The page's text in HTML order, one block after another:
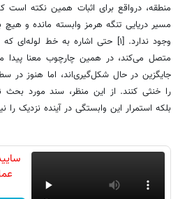
منطقه، درواقع برای اثبات همین نکته است
مسیر دریایی تنگه هرمز وابسته مانده و
وجود ندارد. [۱] حتی اشاره به خط
متصل می‌کند، در همین چارچوب معنا پیدا
جایگزین در حال شکل‌گیری‌اند، اما هنوز در
را خنثی کنند. از این منظر، سند مورد
بلکه استمرار این وابستگی در آینده نزدیک را